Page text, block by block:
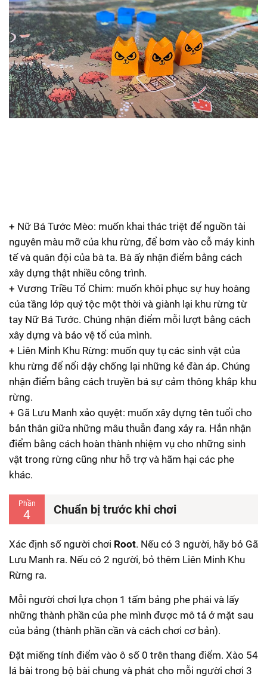
+ Nữ Bá Tước Mèo: muốn khai thác triệt để nguồn tài
nguyên màu mỡ của khu rừng, để bơm vào cỗ máy kinh
tế và quân đội của bà ta. Bà ấy nhận điểm bằng cách
xây dựng thật nhiều công trình.
+ Vương Triều Tổ Chim: muốn khôi phục sự huy hoàng
của tầng lớp quý tộc một thời và giành lại khu rừng từ
tay Nữ Bá Tước. Chúng nhận điểm mỗi lượt bằng cách
xây dựng và bảo vệ tổ của mình.
+ Liên Minh Khu Rừng: muốn quy tụ các sinh vật của
khu rừng để nổi dậy chống lại những kẻ đàn áp. Chúng
nhận điểm bằng cách truyền bá sự cảm thông khắp khu
rừng.
+ Gã Lưu Manh xảo quyệt: muốn xây dựng tên tuổi cho
bản thân giữa những mâu thuẫn đang xảy ra. Hắn nhận
điểm bằng cách hoàn thành nhiệm vụ cho những sinh
vật trong rừng cũng như hỗ trợ và hãm hại các phe
khác.
Phần
4 Chuẩn bị trước khi chơi
Xác định số người chơi Root. Nếu có 3 người, hãy bỏ Gã
Lưu Manh ra. Nếu có 2 người, bỏ thêm Liên Minh Khu
Rừng ra.
Mỗi người chơi lựa chọn 1 tấm bảng phe phái và lấy
những thành phần của phe mình được mô tả ở mặt sau
của bảng (thành phần cần và cách chơi cơ bản).
Đặt miếng tính điểm vào ô số 0 trên thang điểm. Xào 54
lá bài trong bộ bài chung và phát cho mỗi người chơi 3